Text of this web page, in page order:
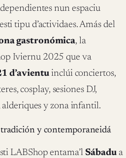
nun espaciu
tipu d’actividaes. Amás del
gastronómica, la
Iviernu 2025 que va
d’avientu inclúi conciertos,
cosplay, sesiones DJ,
y zona infantil.
y contemporaneidá
LABShop entama’l Sábadu a